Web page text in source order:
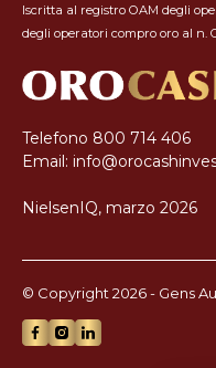
Iscritta al registro OAM degli
degli operatori compro oro al n.
Telefono 800 714 406
Email:
NielsenIQ, marzo 2026
© Copyright 2026 - Gens